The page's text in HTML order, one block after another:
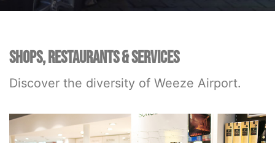
SHOPS, RESTAURANTS & SERVICES
Discover the diversity of Weeze Airport.